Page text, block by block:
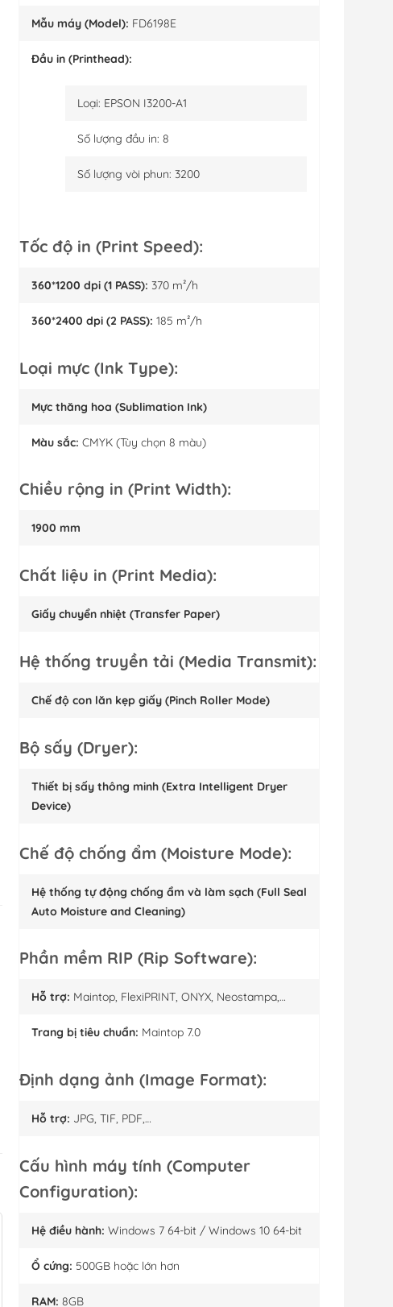
Mẫu máy (Model): FD6198E
Đầu in (Printhead):
Loại: EPSON I3200-A1
Số lượng đầu in: 8
Số lượng vòi phun: 3200
Tốc độ in (Print Speed):
360*1200 dpi (1 PASS): 370 m²/h
360*2400 dpi (2 PASS): 185 m²/h
Loại mực (Ink Type):
Mực thăng hoa (Sublimation Ink)
Màu sắc: CMYK (Tùy chọn 8 màu)
Chiều rộng in (Print Width):
1900 mm
Chất liệu in (Print Media):
Giấy chuyển nhiệt (Transfer Paper)
Hệ thống truyền tải (Media Transmit):
Chế độ con lăn kẹp giấy (Pinch Roller Mode)
Bộ sấy (Dryer):
Thiết bị sấy thông minh (Extra Intelligent Dryer
Device)
Chế độ chống ẩm (Moisture Mode):
Hệ thống tự động chống ẩm và làm sạch (Full Seal
Auto Moisture and Cleaning)
Phần mềm RIP (Rip Software):
Hỗ trợ: Maintop, FlexiPRINT, ONYX, Neostampa,…
Trang bị tiêu chuẩn: Maintop 7.0
Định dạng ảnh (Image Format):
Hỗ trợ: JPG, TIF, PDF,…
Cấu hình máy tính (Computer
Configuration):
Hệ điều hành: Windows 7 64-bit / Windows 10 64-bit
Ổ cứng: 500GB hoặc lớn hơn
RAM: 8GB